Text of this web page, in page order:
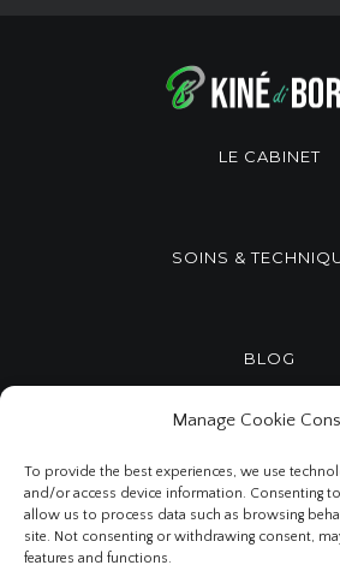
Manage Cookie
To provide the best experiences, we use
and/or access device information. Consenting
allow us to process data such as browsing
site. Not consenting or withdrawing consent,
features and functions.
LE CABINET
SOINS &
BLOG